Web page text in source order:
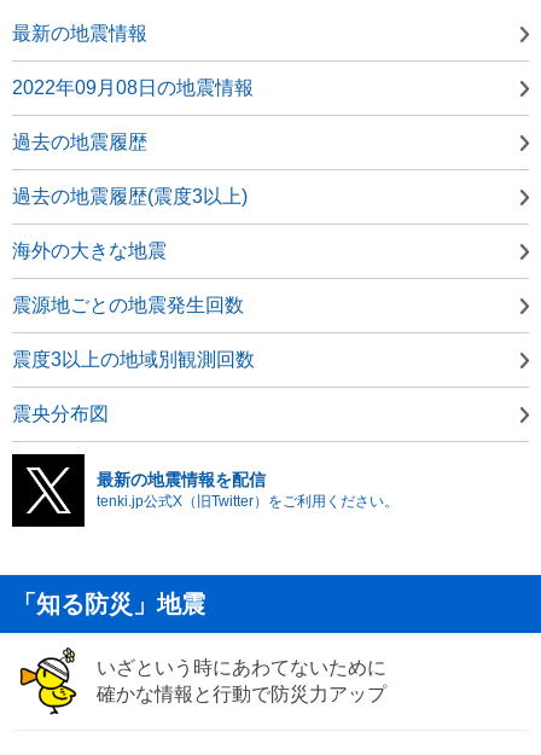
最新の地震情報
2022年09月08日の地震情報
過去の地震履歴
過去の地震履歴(震度3以上)
海外の大きな地震
震源地ごとの地震発生回数
震度3以上の地域別観測回数
震央分布図
最新の地震情報を配信
tenki.jp公式X（旧Twitter）をご利用ください。
「知る防災」地震
いざという時にあわてないために
確かな情報と行動で防災力アップ